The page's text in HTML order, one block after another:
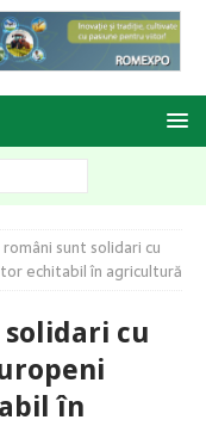
sunt solidari cu
echitabil în agricultură
cu
în